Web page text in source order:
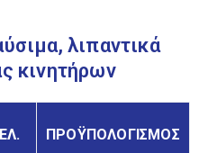
λιπαντικά
κινητήρων
ΠΡΟΫΠΟΛΟΓΙΣΜΟΣ